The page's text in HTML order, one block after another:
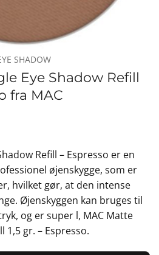
SHADOW
Eye Shadow Refill
fra MAC
Refill – Espresso er en
øjenskygge, som er
hvilket gør, at den intense
Øjenskyggen kan bruges til
og er super l, MAC Matte
1,5 gr. – Espresso.